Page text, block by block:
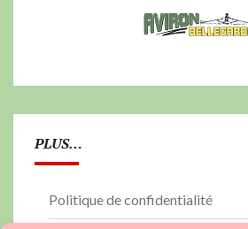
PLUS…
Politique de confidentialité